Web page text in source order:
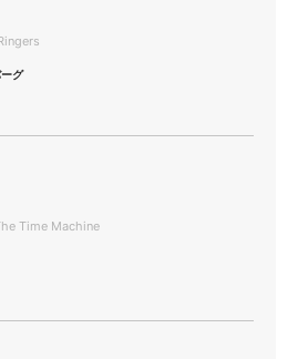
グ
Time Machine